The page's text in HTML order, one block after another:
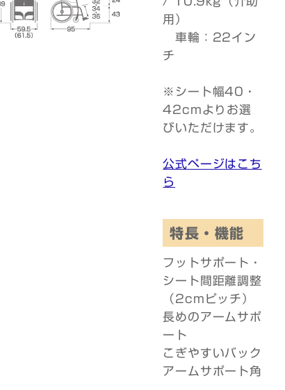
用）
車輪：22イン
チ
※シート幅40・
42cmよりお選
びいただけます。
公式ページはこち
ら
特長・機能
フットサポート・
シート間距離調整
（2cmピッチ）
長めのアームサポ
ート
こぎやすいバック
アームサポート角